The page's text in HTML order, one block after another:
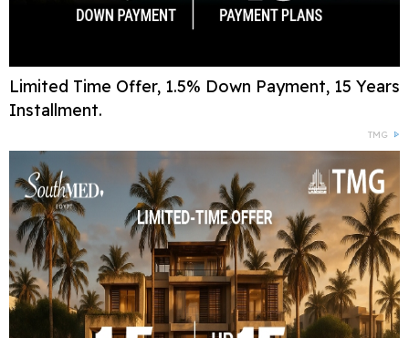
Limited Time Offer, 1.5% Down Payment, 15 Years
Installment.
TMG